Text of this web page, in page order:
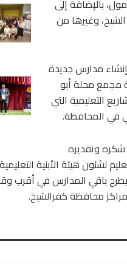
بالإضافة إلى
وغيرها من
مدارس جديدة
مجمع محلة أبو
التعليمية التي
في المحافظة.
وتقديره
لشئون هيئة الأبنية
باقي المدارس في أقرب
محافظة كفرالشيخ.